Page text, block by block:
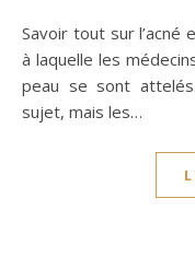
Savoir tout sur l’acné et comment la soigner est une tâche
à laquelle les
peau se sont
sujet, mais les…